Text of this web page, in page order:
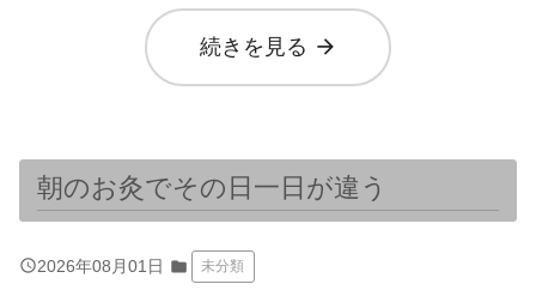
続きを見る arrow_forward
朝のお灸でその日一日が違う
query_builder2026年08月01日 folder 未分類